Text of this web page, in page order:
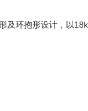
及环抱形设计，以